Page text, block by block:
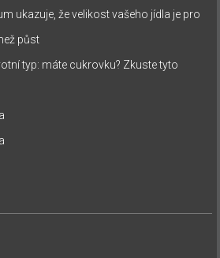
ukazuje, že velikost vašeho jídla je pro
půst
typ: máte cukrovku? Zkuste tyto